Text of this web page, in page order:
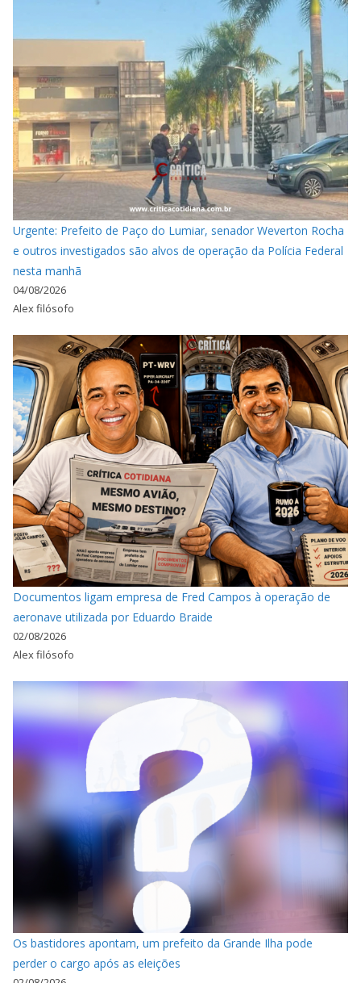
Urgente: Prefeito de Paço do Lumiar, senador Weverton Rocha
e outros investigados são alvos de operação da Polícia Federal
nesta manhã
04/08/2026
Alex filósofo
Documentos ligam empresa de Fred Campos à operação de
aeronave utilizada por Eduardo Braide
02/08/2026
Alex filósofo
Os bastidores apontam, um prefeito da Grande Ilha pode
perder o cargo após as eleições